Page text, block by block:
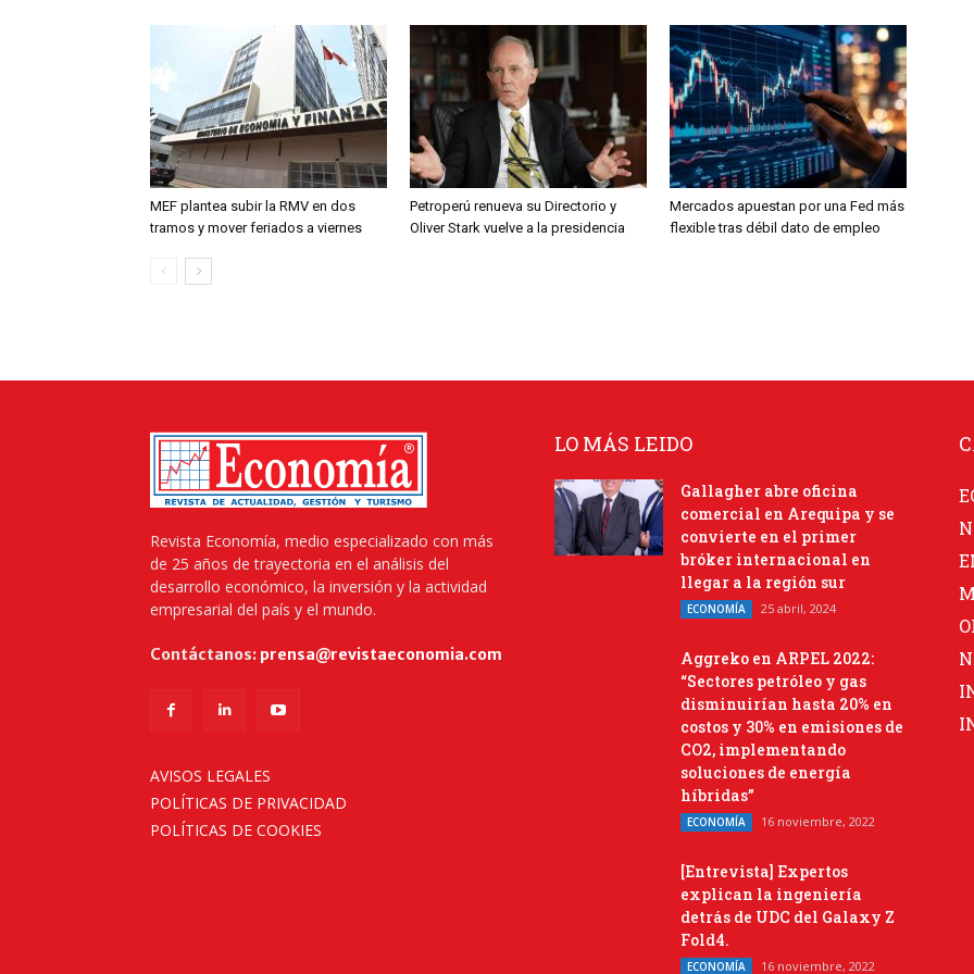
MEF plantea subir la RMV en dos
tramos y mover feriados a viernes
Petroperú renueva su Directorio y
Oliver Stark vuelve a la presidencia
Mercados apuestan por una Fed más
flexible tras débil dato de empleo
Revista Economía, medio especializado con más
de 25 años de trayectoria en el análisis del
desarrollo económico, la inversión y la actividad
empresarial del país y el mundo.
Contáctanos: prensa@revistaeconomia.com
AVISOS LEGALES
POLÍTICAS DE PRIVACIDAD
POLÍTICAS DE COOKIES
LO MÁS LEIDO
Gallagher abre oficina
comercial en Arequipa y se
convierte en el primer
bróker internacional en
llegar a la región sur
ECONOMÍA 25 abril, 2024
Aggreko en ARPEL 2022:
“Sectores petróleo y gas
disminuirían hasta 20% en
costos y 30% en emisiones de
CO2, implementando
soluciones de energía
híbridas”
ECONOMÍA 16 noviembre, 2022
[Entrevista] Expertos
explican la ingeniería
detrás de UDC del Galaxy Z
Fold4.
ECONOMÍA 16 noviembre, 2022